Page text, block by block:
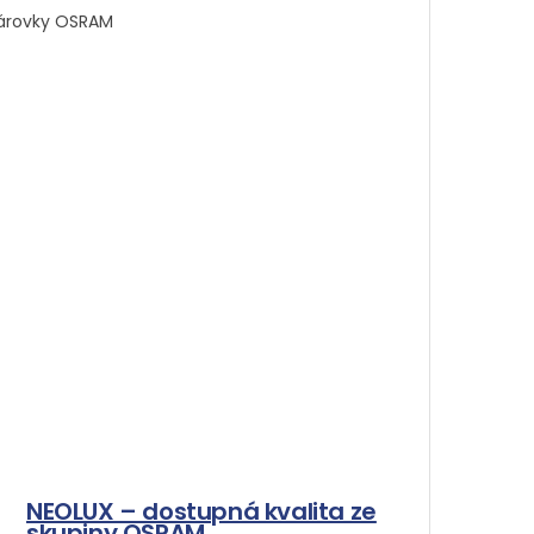
OSRAM
NEOLUX – dostupná kvalita ze